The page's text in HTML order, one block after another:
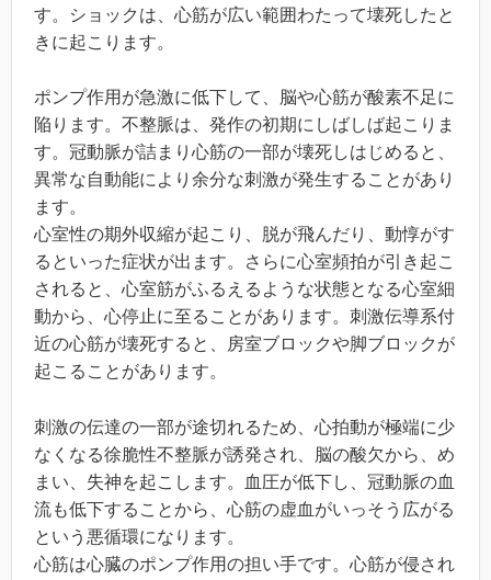
す。ショックは、心筋が広い範囲わたって壊死したと
きに起こります。
ポンプ作用が急激に低下して、脳や心筋が酸素不足に
陥ります。不整脈は、発作の初期にしばしば起こりま
す。冠動脈が詰まり心筋の一部が壊死しはじめると、
異常な自動能により余分な刺激が発生することがあり
ます。
心室性の期外収縮が起こり、脱が飛んだり、動惇がす
るといった症状が出ます。さらに心室頻拍が引き起こ
されると、心室筋がふるえるような状態となる心室細
動から、心停止に至ることがあります。刺激伝導系付
近の心筋が壊死すると、房室ブロックや脚ブロックが
起こることがあります。
刺激の伝達の一部が途切れるため、心拍動が極端に少
なくなる徐脆性不整脈が誘発され、脳の酸欠から、め
まい、失神を起こします。血圧が低下し、冠動脈の血
流も低下することから、心筋の虚血がいっそう広がる
という悪循環になります。
心筋は心臓のポンプ作用の担い手です。心筋が侵され